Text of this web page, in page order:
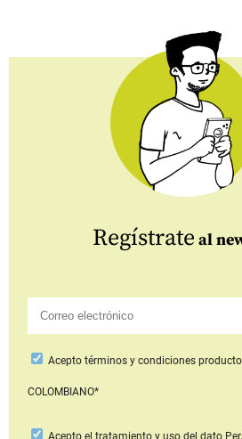
Regístrate al
Aceptotérminos y condiciones
COLOMBIANO*
Acepto el tratamiento y uso del dato